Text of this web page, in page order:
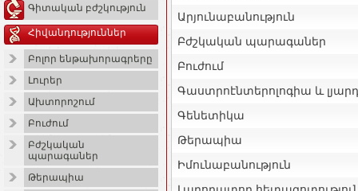
Գիտական բժշկություն
Հիվանդություններ
Բոլոր ենթախորագրերը
Լուրեր
Ախտորոշում
Բուժում
Բժշկական
պարագաներ
Թերապիա
Արյունաբանություն
Բժշկական պարագաներ
Բուժում
Գաստրոէնտերոլոգիա և
Գենետիկա
Թերապիա
Իմունաբանություն